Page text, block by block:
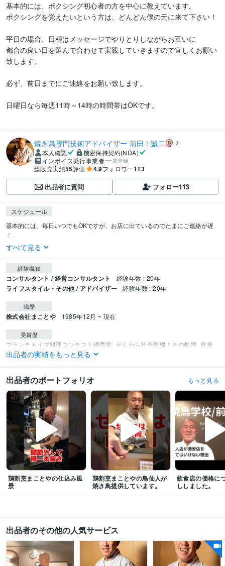
基本的には、ボクシング初心者の方を中心に教えています。
ボクシングを覚えたいという方は、どんどん僕の元に来て下さい！
平日の場合、日程はメッセージでやりとりしながらお互いに
都合の良い日を選んで合わせて実践していきますので宜しくお願い
致します。
必ず、前日までにご連絡をお願い致します。
日曜日なら毎週11時～14時の時間帯はOKです。
焼き鳥専門技術アドバイザー 前田！誠二
本人確認
機密保持契約(NDA)
インボイス発行事業者
未登録
総販売実績55評価 4.9フォロワー113
出品者に質問 フォロー113
スケジュール
基本的には、毎日いつでもOKですが、お店に出ているのでたまにご連絡が遅
く...
すべて見る
経験職種
コンサルタント / 経営コンサルタント 経験年数 : 20年
ライフスタイル・その他 / アドバイザー 経験年数 : 20年
職歴
株式会社まことや 1985年12月 ~ 現在
受賞歴
フランチャイズ料理コンテスト優秀賞 がんから社会復帰！その軌跡 飲食
店セミナー 超高級焼き鳥店はこうやって作れ！: 60歳からのチャレンジ
資格・検定
調理師 取得年 : 1994年
得意分野
ビジネス代行・事務代行 焼き鳥屋開業法そして焼師を育てています。 ボ
クシングの基礎を教えます。
焼鳥屋開業 飲食店開業 繁盛店 飲食店経営 焼き鳥 串打ち
ビジネス
コンサルタント
スポーツ ボクシング
学歴
日本デザイナー学院 1978年2月 ~ 1979年3月
出品者の実績をもっと見る
出品者のポートフォリオ もっと見る
鶏割烹まことやの仕込み風
景
鶏割烹まことやの鳥仙人が
焼き鳥提供しています。
飲食店の価格に
ししました。
出品者のその他の人気サービス